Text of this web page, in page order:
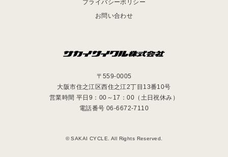
プライバシーポリシー
お問い合わせ
〒559-0005
大阪市住之江区西住之江2丁目13番10号
営業時間 平日9：00～17：00（土日祝休み）
電話番号 06-6672-7110
© SAKAI CYCLE. All Rights Reserved.